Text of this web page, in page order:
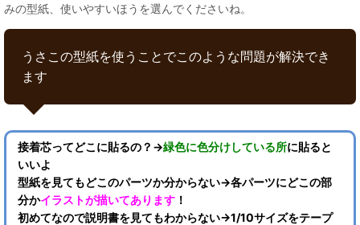
みの型紙、使いやすいほうを選んでくださいね。
うさこの型紙を使うことでこのような問題が解決でき
ます
接着芯ってどこに貼るの？→緑色に色分けしている所に貼ると
いいよ
型紙を見てもどこのパーツか分からない→各パーツにどこの部
分かイラストが描いてあります ！
初めてなので説明書を見てもわからない→1/10サイズをテープ